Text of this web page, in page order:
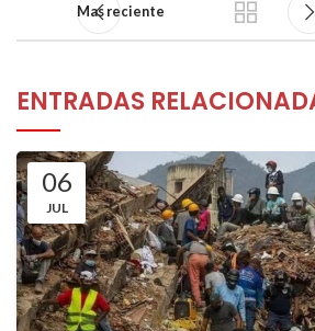
Mas reciente
ENTRADAS
06
JUL